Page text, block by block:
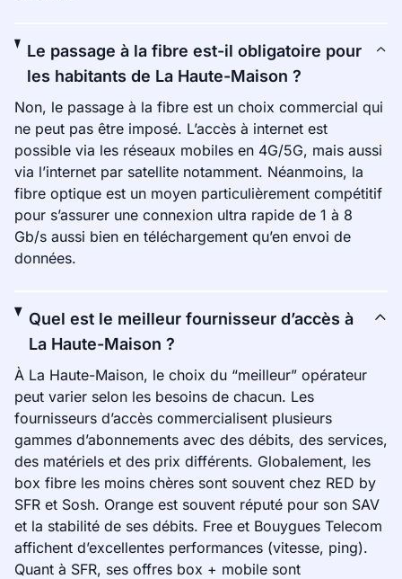
Le passage à la fibre est-il obligatoire pour
les habitants de La Haute-Maison ?
Non, le passage à la fibre est un choix commercial qui
ne peut pas être imposé. L’accès à internet est
possible via les réseaux mobiles en 4G/5G, mais aussi
via l’internet par satellite notamment. Néanmoins, la
fibre optique est un moyen particulièrement compétitif
pour s’assurer une connexion ultra rapide de 1 à 8
Gb/s aussi bien en téléchargement qu’en envoi de
données.
Quel est le meilleur fournisseur d’accès à
La Haute-Maison ?
À La Haute-Maison, le choix du “meilleur” opérateur
peut varier selon les besoins de chacun. Les
fournisseurs d’accès commercialisent plusieurs
gammes d’abonnements avec des débits, des services,
des matériels et des prix différents. Globalement, les
box fibre les moins chères sont souvent chez RED by
SFR et Sosh. Orange est souvent réputé pour son SAV
et la stabilité de ses débits. Free et Bouygues Telecom
affichent d’excellentes performances (vitesse, ping).
Quant à SFR, ses offres box + mobile sont